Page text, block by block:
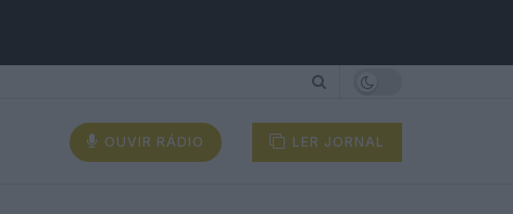
OUVIR RÁDIO LER JORNAL